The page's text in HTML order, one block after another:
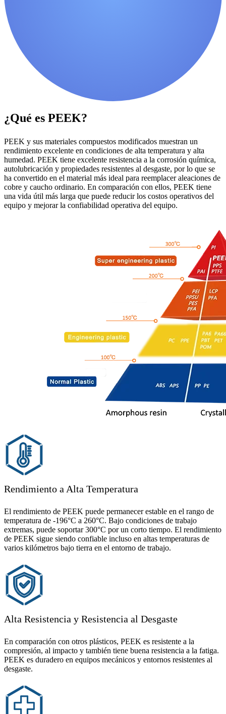
¿Qué es PEEK?
PEEK y sus materiales compuestos modificados muestran un
rendimiento excelente en condiciones de alta temperatura y alta
humedad. PEEK tiene excelente resistencia a la corrosión química,
autolubricación y propiedades resistentes al desgaste, por lo que se
ha convertido en el material más ideal para reemplacer aleaciones de
cobre y caucho ordinario. En comparación con ellos, PEEK tiene
una vida útil más larga que puede reducir los costos operativos del
equipo y mejorar la confiabilidad operativa del equipo.
Rendimiento a Alta Temperatura
El rendimiento de PEEK puede permanecer estable en el rango de
temperatura de -196°C a 260°C. Bajo condiciones de trabajo
extremas, puede soportar 300°C por un corto tiempo. El rendimiento
de PEEK sigue siendo confiable incluso en altas temperaturas de
varios kilómetros bajo tierra en el entorno de trabajo.
Alta Resistencia y Resistencia al Desgaste
En comparación con otros plásticos, PEEK es resistente a la
compresión, al impacto y también tiene buena resistencia a la fatiga.
PEEK es duradero en equipos mecánicos y entornos resistentes al
desgaste.